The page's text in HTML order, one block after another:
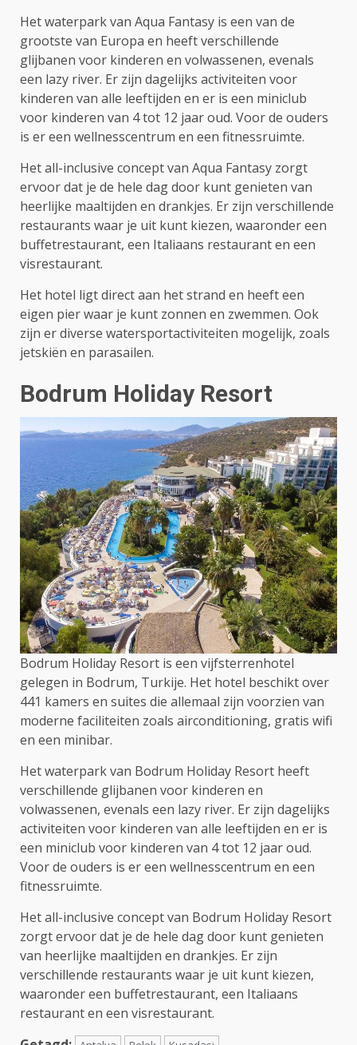
Het waterpark van Aqua Fantasy is een van de
grootste van Europa en heeft verschillende
glijbanen voor kinderen en volwassenen, evenals
een lazy river. Er zijn dagelijks activiteiten voor
kinderen van alle leeftijden en er is een miniclub
voor kinderen van 4 tot 12 jaar oud. Voor de ouders
is er een wellnesscentrum en een fitnessruimte.
Het all-inclusive concept van Aqua Fantasy zorgt
ervoor dat je de hele dag door kunt genieten van
heerlijke maaltijden en drankjes. Er zijn verschillende
restaurants waar je uit kunt kiezen, waaronder een
buffetrestaurant, een Italiaans restaurant en een
visrestaurant.
Het hotel ligt direct aan het strand en heeft een
eigen pier waar je kunt zonnen en zwemmen. Ook
zijn er diverse watersportactiviteiten mogelijk, zoals
jetskiën en parasailen.
Bodrum Holiday Resort
Bodrum Holiday Resort is een vijfsterrenhotel
gelegen in Bodrum, Turkije. Het hotel beschikt over
441 kamers en suites die allemaal zijn voorzien van
moderne faciliteiten zoals airconditioning, gratis wifi
en een minibar.
Het waterpark van Bodrum Holiday Resort heeft
verschillende glijbanen voor kinderen en
volwassenen, evenals een lazy river. Er zijn dagelijks
activiteiten voor kinderen van alle leeftijden en er is
een miniclub voor kinderen van 4 tot 12 jaar oud.
Voor de ouders is er een wellnesscentrum en een
fitnessruimte.
Het all-inclusive concept van Bodrum Holiday Resort
zorgt ervoor dat je de hele dag door kunt genieten
van heerlijke maaltijden en drankjes. Er zijn
verschillende restaurants waar je uit kunt kiezen,
waaronder een buffetrestaurant, een Italiaans
restaurant en een visrestaurant.